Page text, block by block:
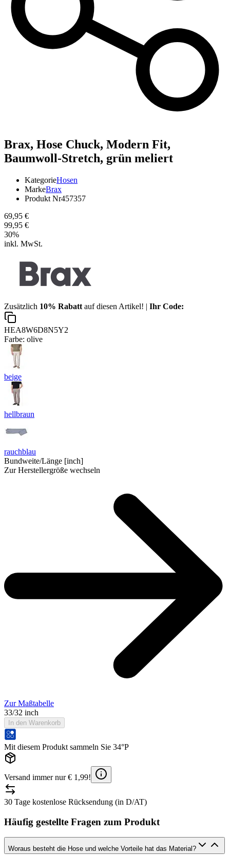
Brax, Hose Chuck, Modern Fit,
Baumwoll-Stretch, grün meliert
KategorieHosen
MarkeBrax
Produkt Nr457357
69,95 €
99,95 €
30%
inkl. MwSt.
Zusätzlich 10% Rabatt auf diesen Artikel! | Ihr Code:
HEA8W6D8N5Y2
Farbe: olive
beige
hellbraun
rauchblau
Bundweite/Länge [inch]
Zur Herstellergröße wechseln
Zur Maßtabelle
33/32 inch
In den Warenkorb
Mit diesem Produkt sammeln Sie 34°P
Versand immer nur € 1,99!
30 Tage kostenlose Rücksendung (in D/AT)
Häufig gestellte Fragen zum Produkt
Woraus besteht die Hose und welche Vorteile hat das Material?